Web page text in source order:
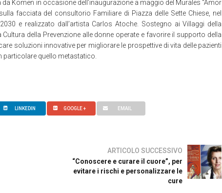
Komen in occasione dell’inaugurazione a maggio del Murales “Amor
facciata del consultorio Familiare di Piazza delle Sette Chiese, nel
e realizzato dall’artista Carlos Atoche. Sostegno ai Villaggi della
della Prevenzione alle donne operate e favorire il supporto della
soluzioni innovative per migliorare le prospettive di vita delle pazienti
quello metastatico.
LINKEDIN GOOGLE + EMAIL
ARTICOLO SUCCESSIVO
“Conoscere e curare il cuore”, per
evitare i rischi e personalizzare le
cure